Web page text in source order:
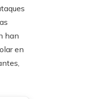
han
en